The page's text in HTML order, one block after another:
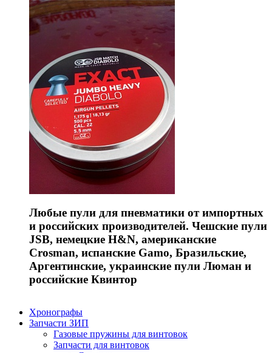
Любые пули для пневматики от импортных
и российских производителей. Чешские пули
JSB, немецкие H&N, американские
Crosman, испанские Gamo, Бразильские,
Аргентинские, украинские пули Люман и
российские Квинтор
Хронографы
Запчасти ЗИП
Газовые пружины для винтовок
Запчасти для винтовок